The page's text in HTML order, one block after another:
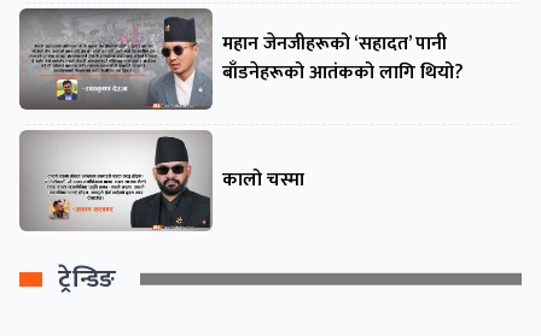
महान जेनजीहरूको ‘सहादत’ पानी
बाँडनेहरूको आतंकको लागि थियो?
कालो चस्मा
ट्रेन्डिङ